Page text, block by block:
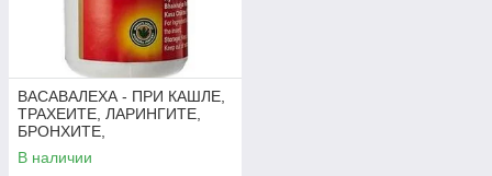
ВАСАВАЛЕХА - ПРИ КАШЛЕ,
ТРАХЕИТЕ, ЛАРИНГИТЕ,
БРОНХИТЕ,
БРОНХИАЛЬНОЙ АСТМЕ,
VASAVALEHA (250GM)
В наличии